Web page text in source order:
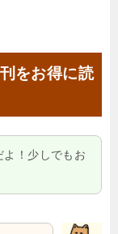
をお得に読
よ！少しでもお